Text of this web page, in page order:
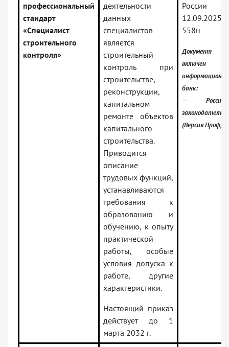
профессиональный
стандарт
«Специалист
строительного
контроля»
деятельности
данных
специалистов
является
строительный
контроль при
строительстве,
реконструкции,
капитальном
ремонте объектов
капитального
строительства.
Приводится
описание
трудовых функций,
устанавливаются
требования к
образованию и
обучению, к опыту
практической
работы, особые
условия допуска к
работе, другие
характеристики.
Настоящий приказ
действует до 1
марта 2032 г.
России
558н
Документ
включен
банк:
—
(Версия Проф)